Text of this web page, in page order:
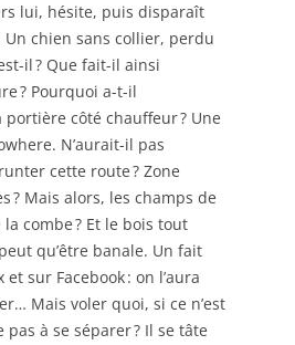
lui, hésite, puis disparaît
chien sans collier, perdu
il ? Que fait-il ainsi
? Pourquoi a-t-il
côté chauffeur ? Une
N’aurait-il pas
cette route ? Zone
? Mais alors, les champs de
combe ? Et le bois tout
qu’être banale. Un fait
sur Facebook : on l’aura
Mais voler quoi, si ce n’est
à se séparer ? Il se tâte